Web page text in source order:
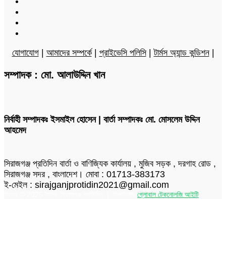
যোগাযোগ| আমাদের সম্পর্কে| প্রাইভেসি পলিসি|টার্মস অ্যান্ড কন্ডিশন|
সম্পাদক : মো. আলাউদ্দিন খান
নির্বাহী সম্পাদকঃ ইসমাইল হোসেন | বার্তা সম্পাদকঃ মো. মোসলেম উদ্দিন
আহমেদ
সিরাজগঞ্জ প্রতিদিন বার্তা ও বাণিজ্যিক কার্যালয় , মুজিব সড়ক , দরগাহ রোড ,
সিরাজগঞ্জ সদর , বাংলাদেশ। মোবা : 01713-383173
ই-মেইল : sirajganjprotidin2021@gmail.com
গ্লোবাল টেকনোলজি আইটি